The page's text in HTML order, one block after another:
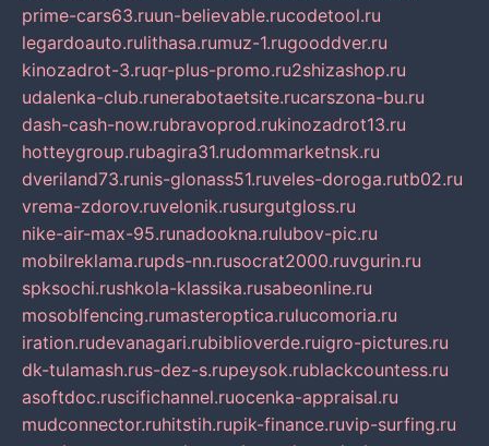
prime-cars63.ruun-believable.rucodetool.ru
legardoauto.rulithasa.rumuz-1.rugooddver.ru
kinozadrot-3.ruqr-plus-promo.ru2shizashop.ru
udalenka-club.runerabotaetsite.rucarszona-bu.ru
dash-cash-now.rubravoprod.rukinozadrot13.ru
hotteygroup.rubagira31.rudommarketnsk.ru
dveriland73.runis-glonass51.ruveles-doroga.rutb02.ru
vrema-zdorov.ruvelonik.rusurgutgloss.ru
nike-air-max-95.runadookna.rulubov-pic.ru
mobilreklama.rupds-nn.rusocrat2000.ruvgurin.ru
spksochi.rushkola-klassika.rusabeonline.ru
mosoblfencing.rumasteroptica.rulucomoria.ru
iration.rudevanagari.rubiblioverde.ruigro-pictures.ru
dk-tulamash.rus-dez-s.rupeysok.rublackcountess.ru
asoftdoc.ruscifichannel.ruocenka-appraisal.ru
mudconnector.ruhitstih.rupik-finance.ruvip-surfing.ru